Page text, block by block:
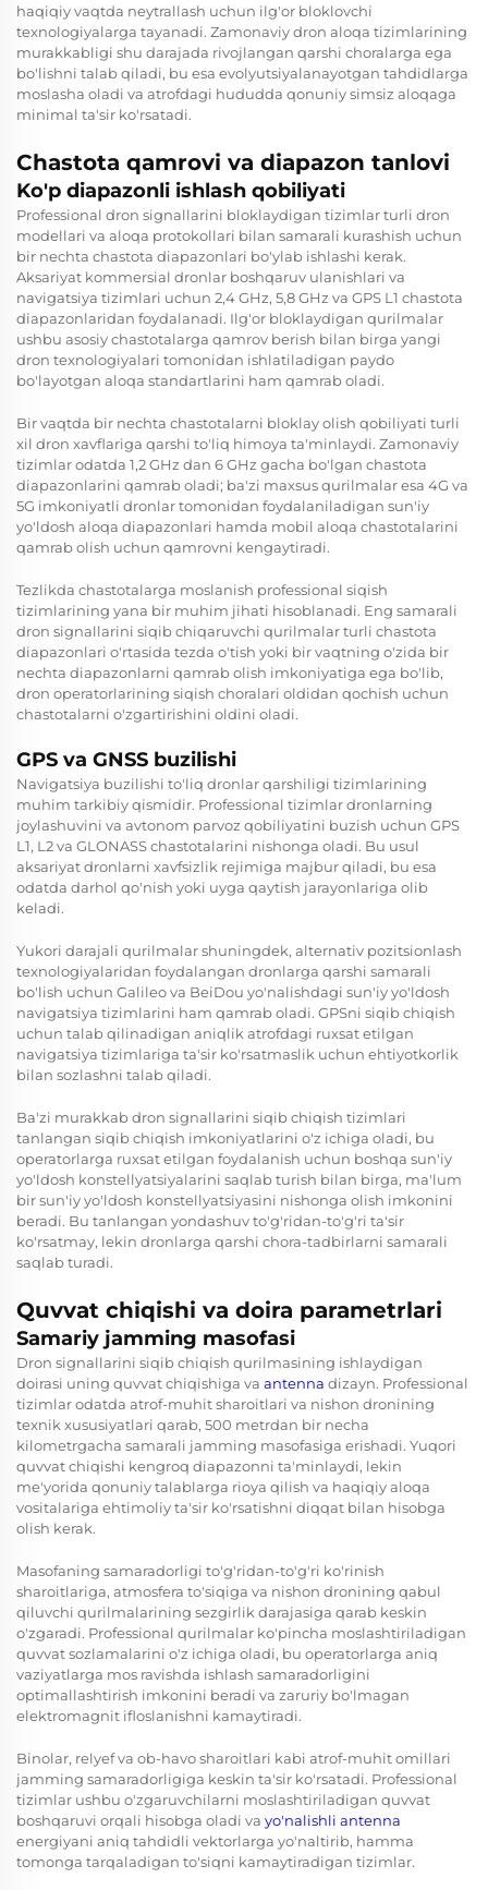
haqiqiy vaqtda neytrallash uchun ilg'or bloklovchi
texnologiyalarga tayanadi. Zamonaviy dron aloqa tizimlarining
murakkabligi shu darajada rivojlangan qarshi choralarga ega
bo'lishni talab qiladi, bu esa evolyutsiyalanayotgan tahdidlarga
moslasha oladi va atrofdagi hududda qonuniy simsiz aloqaga
minimal ta'sir ko'rsatadi.
Chastota qamrovi va diapazon tanlovi
Ko'p diapazonli ishlash qobiliyati
Professional dron signallarini bloklaydigan tizimlar turli dron
modellari va aloqa protokollari bilan samarali kurashish uchun
bir nechta chastota diapazonlari bo'ylab ishlashi kerak.
Aksariyat kommersial dronlar boshqaruv ulanishlari va
navigatsiya tizimlari uchun 2,4 GHz, 5,8 GHz va GPS L1 chastota
diapazonlaridan foydalanadi. Ilg'or bloklaydigan qurilmalar
ushbu asosiy chastotalarga qamrov berish bilan birga yangi
dron texnologiyalari tomonidan ishlatiladigan paydo
bo'layotgan aloqa standartlarini ham qamrab oladi.
Bir vaqtda bir nechta chastotalarni bloklay olish qobiliyati turli
xil dron xavflariga qarshi to'liq himoya ta'minlaydi. Zamonaviy
tizimlar odatda 1,2 GHz dan 6 GHz gacha bo'lgan chastota
diapazonlarini qamrab oladi; ba'zi maxsus qurilmalar esa 4G va
5G imkoniyatli dronlar tomonidan foydalaniladigan sun'iy
yo'ldosh aloqa diapazonlari hamda mobil aloqa chastotalarini
qamrab olish uchun qamrovni kengaytiradi.
Tezlikda chastotalarga moslanish professional siqish
tizimlarining yana bir muhim jihati hisoblanadi. Eng samarali
dron signallarini siqib chiqaruvchi qurilmalar turli chastota
diapazonlari o'rtasida tezda o'tish yoki bir vaqtning o'zida bir
nechta diapazonlarni qamrab olish imkoniyatiga ega bo'lib,
dron operatorlarining siqish choralari oldidan qochish uchun
chastotalarni o'zgartirishini oldini oladi.
GPS va GNSS buzilishi
Navigatsiya buzilishi to'liq dronlar qarshiligi tizimlarining
muhim tarkibiy qismidir. Professional tizimlar dronlarning
joylashuvini va avtonom parvoz qobiliyatini buzish uchun GPS
L1, L2 va GLONASS chastotalarini nishonga oladi. Bu usul
aksariyat dronlarni xavfsizlik rejimiga majbur qiladi, bu esa
odatda darhol qo'nish yoki uyga qaytish jarayonlariga olib
keladi.
Yukori darajali qurilmalar shuningdek, alternativ pozitsionlash
texnologiyalaridan foydalangan dronlarga qarshi samarali
bo'lish uchun Galileo va BeiDou yo'nalishdagi sun'iy yo'ldosh
navigatsiya tizimlarini ham qamrab oladi. GPSni siqib chiqish
uchun talab qilinadigan aniqlik atrofdagi ruxsat etilgan
navigatsiya tizimlariga ta'sir ko'rsatmaslik uchun ehtiyotkorlik
bilan sozlashni talab qiladi.
Ba'zi murakkab dron signallarini siqib chiqish tizimlari
tanlangan siqib chiqish imkoniyatlarini o'z ichiga oladi, bu
operatorlarga ruxsat etilgan foydalanish uchun boshqa sun'iy
yo'ldosh konstellyatsiyalarini saqlab turish bilan birga, ma'lum
bir sun'iy yo'ldosh konstellyatsiyasini nishonga olish imkonini
beradi. Bu tanlangan yondashuv to'g'ridan-to'g'ri ta'sir
ko'rsatmay, lekin dronlarga qarshi chora-tadbirlarni samarali
saqlab turadi.
Quvvat chiqishi va doira parametrlari
Samariy jamming masofasi
Dron signallarini siqib chiqish qurilmasining ishlaydigan
doirasi uning quvvat chiqishiga va antenna dizayn. Professional
tizimlar odatda atrof-muhit sharoitlari va nishon dronining
texnik xususiyatlari qarab, 500 metrdan bir necha
kilometrgacha samarali jamming masofasiga erishadi. Yuqori
quvvat chiqishi kengroq diapazonni ta'minlaydi, lekin
me'yorida qonuniy talablarga rioya qilish va haqiqiy aloqa
vositalariga ehtimoliy ta'sir ko'rsatishni diqqat bilan hisobga
olish kerak.
Masofaning samaradorligi to'g'ridan-to'g'ri ko'rinish
sharoitlariga, atmosfera to'siqiga va nishon dronining qabul
qiluvchi qurilmalarining sezgirlik darajasiga qarab keskin
o'zgaradi. Professional qurilmalar ko'pincha moslashtiriladigan
quvvat sozlamalarini o'z ichiga oladi, bu operatorlarga aniq
vaziyatlarga mos ravishda ishlash samaradorligini
optimallashtirish imkonini beradi va zaruriy bo'lmagan
elektromagnit ifloslanishni kamaytiradi.
Binolar, relyef va ob-havo sharoitlari kabi atrof-muhit omillari
jamming samaradorligiga keskin ta'sir ko'rsatadi. Professional
tizimlar ushbu o'zgaruvchilarni moslashtiriladigan quvvat
boshqaruvi orqali hisobga oladi va yo'nalishli antenna
energiyani aniq tahdidli vektorlarga yo'naltirib, hamma
tomonga tarqaladigan to'siqni kamaytiradigan tizimlar.